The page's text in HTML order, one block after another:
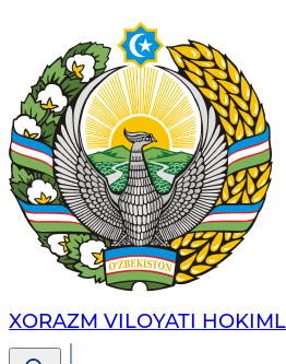
XORAZM VILОYATI